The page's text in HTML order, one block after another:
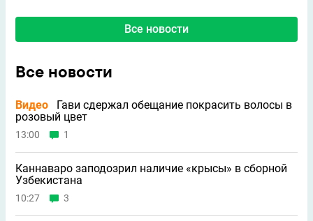
Все новости
Все новости
Видео
Гави сдержал обещание покрасить волосы в
розовый цвет
13:00 1
Каннаваро заподозрил наличие «крысы» в сборной
Узбекистана
10:27 3